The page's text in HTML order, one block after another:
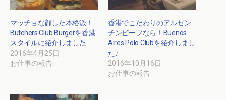
マッチョな顔した本格派！
Butchers Club Burgerを香港
スタイルに紹介しました
2016年4月25日
お仕事の報告
香港でこだわりのアルゼン
チンビーフなら！Buenos
Aires Polo Clubを紹介しまし
た♪
2016年10月16日
お仕事の報告